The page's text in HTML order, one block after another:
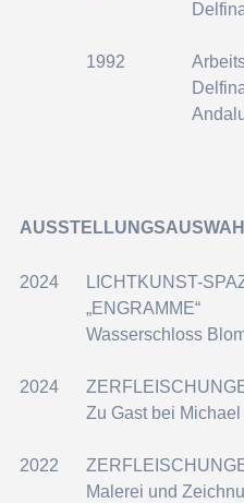
1992
2024
2024
2022
LICHTKUNST-
„ENGRAMME“
Wasserschloss
Zu Gast bei
Malerei und